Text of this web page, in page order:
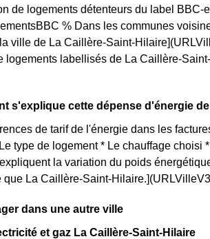
de logements détenteurs du label
% Dans les communes
ville de La Caillère-Saint-
logements labellisés de La Caillère-
s'explique cette dépense d'énergie
de tarif de l'énergie dans les
type de logement * Le chauffage
la variation du poids
que La Caillère-Saint-
dans une autre ville
et gaz La Caillère-Saint-Hilaire